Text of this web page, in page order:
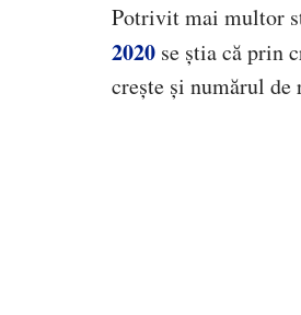
Potrivit mai multor
2020 se știa că prin
crește și numărul